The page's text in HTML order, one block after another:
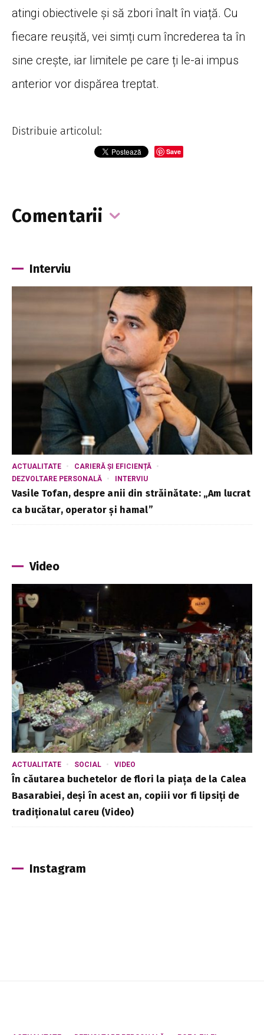
atingi obiectivele și să zbori înalt în viață. Cu
fiecare reușită, vei simți cum încrederea ta în
sine crește, iar limitele pe care ți le-ai impus
anterior vor dispărea treptat.
Distribuie articolul:
Save
Comentarii
Interviu
ACTUALITATE
CARIERĂ ȘI EFICIENȚĂ
DEZVOLTARE PERSONALĂ
INTERVIU
Vasile Tofan, despre anii din străinătate: „Am lucrat
ca bucătar, operator și hamal”
Video
ACTUALITATE SOCIAL VIDEO
În căutarea buchetelor de flori la piața de la Calea
Basarabiei, deși în acest an, copiii vor fi lipsiți de
tradiționalul careu (Video)
Instagram